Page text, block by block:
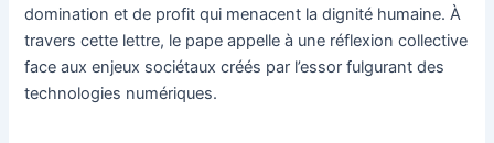
domination et de profit qui menacent la dignité humaine. À
travers cette lettre, le pape appelle à une réflexion collective
face aux enjeux sociétaux créés par l’essor fulgurant des
technologies numériques.